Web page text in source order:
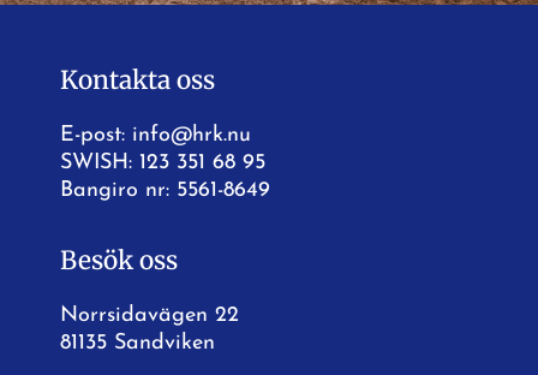
Kontakta oss
E-post: info@hrk.nu
SWISH: 123 351 68 95
Bangiro nr: 5561-8649
Besök oss
Norrsidavägen 22
81135 Sandviken